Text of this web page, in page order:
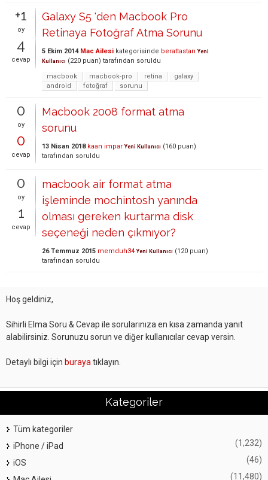
+1
oy
4
cevap
Galaxy S5 'den Macbook Pro
Retinaya Fotoğraf Atma Sorunu
5 Ekim 2014 Mac Ailesi kategorisinde berattastan Yeni
Kullanıcı (220 puan) tarafından soruldu
macbook
macbook-pro retina
galaxy
android
fotoğraf sorunu
0
oy
0
cevap
Macbook 2008 format atma
sorunu
13 Nisan 2018 kaan impar Yeni Kullanıcı (160 puan)
tarafından soruldu
0
oy
1
cevap
macbook air format atma
işleminde mochintosh yanında
olması gereken kurtarma disk
seçeneği neden çıkmıyor?
26 Temmuz 2015 memduh34 Yeni Kullanıcı (120 puan)
tarafından soruldu
Hoş geldiniz,
Sihirli Elma Soru & Cevap ile sorularınıza en kısa zamanda yanıt
alabilirsiniz. Sorunuzu sorun ve diğer kullanıcılar cevap versin.
Detaylı bilgi için buraya tıklayın.
Kategoriler
Tüm kategoriler
iPhone / iPad
(1,232)
iOS (46)
(11,480)